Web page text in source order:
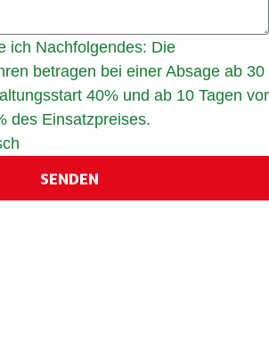
ich Nachfolgendes: Die
betragen bei einer Absage ab 30
40% und ab 10 Tagen vor
des Einsatzpreises.
SENDEN